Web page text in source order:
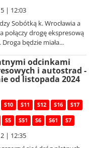
| 12:03
Sobótką k. Wrocławia a
drogę ekspresową
będzie miała...
odcinkami
i autostrad -
od listopada 2024
S10 S11 S12 S16 S17
S5 S51 S6 S61 S7
| 12:35